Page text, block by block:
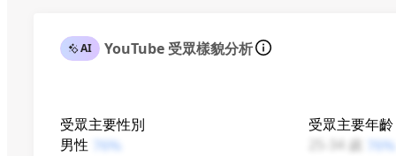
AI YouTube 受眾樣貌分析
受眾主要性別
男性
76%
受眾主要年齡
25-34 歲
76%